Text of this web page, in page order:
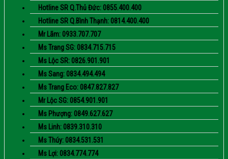
Hotline SR Q.Thủ Đức: 0855.400.400
Hotline SR Q.Bình Thạnh: 0814.400.400
Mr Lãm: 0933.707.707
Ms Trang SG: 0834.715.715
Ms Lộc SR: 0826.901.901
Ms Sang: 0834.494.494
Ms Trang Eco: 0847.827.827
Mr Lộc SG: 0854.901.901
Ms Phượng: 0849.627.627
Ms Linh: 0839.310.310
Ms Thúy: 0834.531.531
Ms Lợi: 0834.774.774